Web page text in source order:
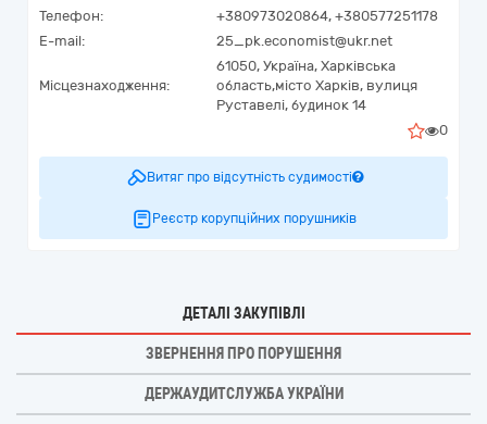
Телефон:
+380973020864, +380577251178
E-mail:
25_pk.economist@ukr.net
Місцезнаходження:
61050, Україна, Харківська
область,місто Харків, вулиця
Руставелі, будинок 14
0
Витяг про відсутність судимості
Реєстр корупційних порушників
ДЕТАЛІ ЗАКУПІВЛІ
ЗВЕРНЕННЯ ПРО ПОРУШЕННЯ
ДЕРЖАУДИТСЛУЖБА УКРАЇНИ